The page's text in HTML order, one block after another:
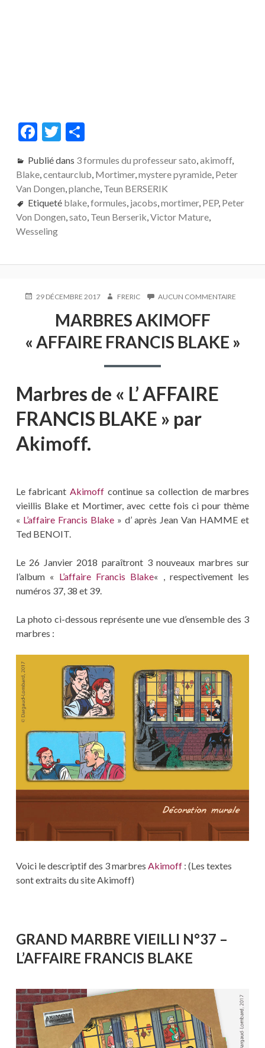
F
e
b
o
o
T
itt
er
P
ta
g
er
Publié dans 3 formules du professeur sato akimoff,
Blake, centaurclub Mortimer, mystere pyramide, Peter
Van Dongen planche, Teun BERSERIK
Etiqueté blake, formules jacobs mortimer, PEP, Peter
Von Dongen sato Teun Berserik Victor Mature,
Wesseling
PUBLIÉ29 DÉCEMBRE 2017 AUTEUR
FRERIC AUCUN COMMENTAIRE
FRANCIS
BLAKE »
MARBRES AKIMOFF
« AFFAIRE FRANCIS BLAKE »
Marbres de « L’ AFFAIRE
FRANCIS BLAKE » par
Akimoff.
Le fabricantAkimoff continue sa collection de marbres
vieillis Blake et Mortimer, avec cette fois ci pour thème
« L’affaire Francis Blake» d’ après Jean Van HAMME et
Ted BENOIT.
Le 26 Janvier 2018 paraîtront 3 nouveaux marbres sur
l’album « L’affaire Francis Blake« , respectivement les
numéros 37, 38 et 39.
La photo ci-dessous représente une vue d’ensemble des 3
marbres :
Voici le descriptif des 3 marbres Akimoff: (Les textes
sont extraits du site Akimoff)
GRAND MARBRE VIEILLI N°37 –
L’AFFAIRE FRANCIS BLAKE